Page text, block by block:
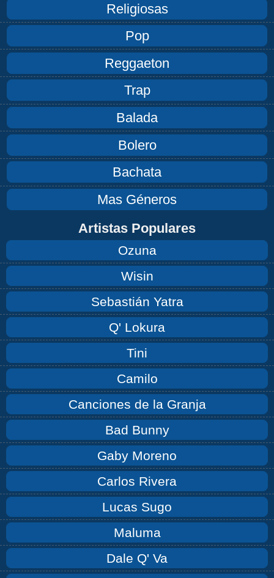
Religiosas
Pop
Reggaeton
Trap
Balada
Bolero
Bachata
Mas Géneros
Artistas Populares
Ozuna
Wisin
Sebastián Yatra
Q' Lokura
Tini
Camilo
Canciones de la Granja
Bad Bunny
Gaby Moreno
Carlos Rivera
Lucas Sugo
Maluma
Dale Q' Va